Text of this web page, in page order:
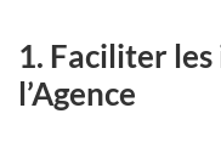
1. Faciliter
l’Agence